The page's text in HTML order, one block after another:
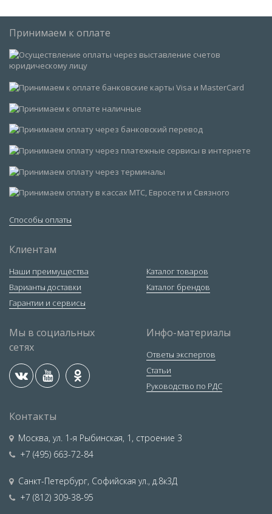
Принимаем к оплате
Способы оплаты
Клиентам
Наши преимущества
Варианты доставки
Гарантии и сервисы
Каталог товаров
Каталог брендов
Мы в социальных
сетях
Инфо-материалы
Ответы экспертов
Статьи
Руководство по РДС
Контакты
Москва, ул. 1-я Рыбинская, 1, строение 3
+7 (495) 663-72-84
Санкт-Петербург, Софийская ул., д.8к3Д
+7 (812) 309-38-95